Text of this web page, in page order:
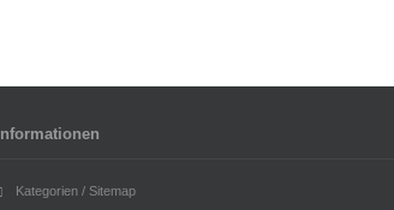
Informationen
Kategorien / Sitemap